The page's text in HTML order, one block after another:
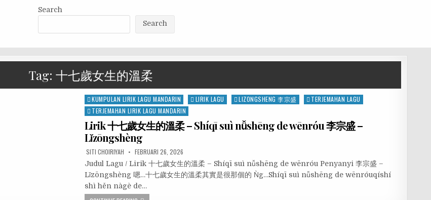
Search
Search
Tag: 十七歲女生的溫柔
Posted
in
KUMPULAN LIRIK LAGU MANDARIN LIRIK LAGU LIZONGSHENG 李宗盛
TERJEMAHAN LAGU
TERJEMAHAN LIRIK LAGU MANDARIN
Lirik 十七歲女生的溫柔 – Shíqī suì nǚshēng de wēnróu 李宗盛 –
Lǐzōngshèng
SITI CHOIRIYAH FEBRUARI 26, 2026
Judul Lagu / Lirik 十七歲女生的溫柔 – Shíqī suì nǚshēng de wēnróu Penyanyi 李宗盛 –
Lǐzōngshèng 嗯…十七歲女生的溫柔其實是很那個的 Ǹg…Shíqī suì nǚshēng de wēnróuqíshí
shì hěn nàgè de…